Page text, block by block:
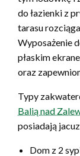
do łazienki z
tarasu
Wyposażenie
płaskim
oraz
Typy
Balią nad
posiadają
Dom z 2